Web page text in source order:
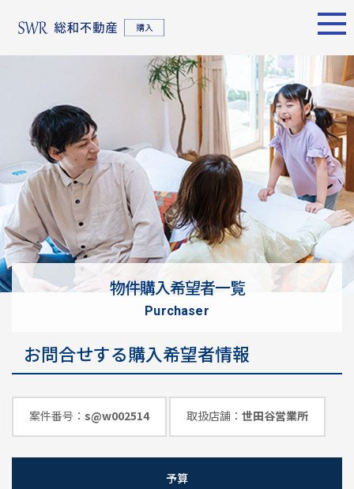
名古屋エリア
物件検索
物件一覧
東京エリア
物件検索
物件一覧
エリア別
名古屋エリア
不動産売却
について
購入希望者
情報一覧
について
購入希望者
情報一覧
売却サポート
シーンごとの売却
売り方のメリット・デメ
リット
買い替えの流れ
売却実績
戸建てを高く売るための
土地を高く売るためのポ
めのポイント
物件購入希望者一覧
purchaser
お問合せする購入希望者情報
案件番号： s@w002514 取扱店舗： 世田谷営業所
予算